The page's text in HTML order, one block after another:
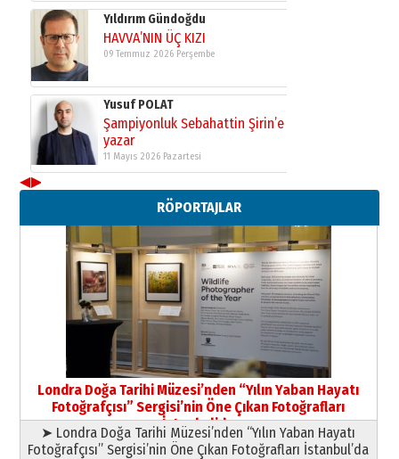
Yıldırım Gündoğdu
HAVVA’NIN ÜÇ KIZI
09 Temmuz 2026 Perşembe
Yusuf POLAT
Şampiyonluk Sebahattin Şirin’e
yazar
11 Mayıs 2026 Pazartesi
Neşat YALÇIN
Paranın Aile Kültüründeki Yeri
03 Ağustos 2026 Pazartesi
Yıldırım Gündoğdu
HAVVA’NIN ÜÇ KIZI
09 Temmuz 2026 Perşembe
Yusuf POLAT
Şampiyonluk Sebahattin Şirin’e
yazar
11 Mayıs 2026 Pazartesi
◀▶
RÖPORTAJLAR
Londra Doğa Tarihi Müzesi’nden “Yılın Yaban Hayatı
Fotoğrafçısı” Sergisi’nin Öne Çıkan Fotoğrafları
İstanbul’da
➤ Londra Doğa Tarihi Müzesi’nden “Yılın Yaban Hayatı
Fotoğrafçısı” Sergisi’nin Öne Çıkan Fotoğrafları İstanbul’da